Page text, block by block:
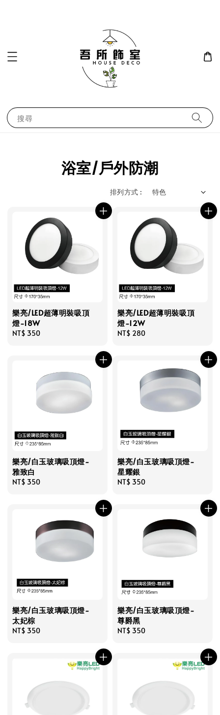
搜尋
浴室/戶外防潮
排列方式 :
樂亮/LED超薄明裝吸頂
燈-18W
Regular
NT$ 350
樂亮/LED超薄明裝吸頂
燈-12W
Regular
NT$ 280
樂亮/白玉玻璃吸頂燈-
雅致白
Regular
NT$ 350
樂亮/白玉玻璃吸頂燈-
星耀銀
Regular
NT$ 350
樂亮/白玉玻璃吸頂燈-
太妃棕
Regular
NT$ 350
樂亮/白玉玻璃吸頂燈-
尊爵黑
Regular
NT$ 350